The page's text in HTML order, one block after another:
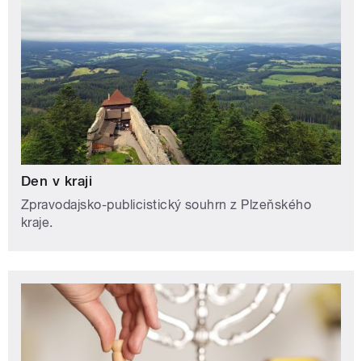
Den v kraji
Zpravodajsko-publicistický souhrn z Plzeňského
kraje.